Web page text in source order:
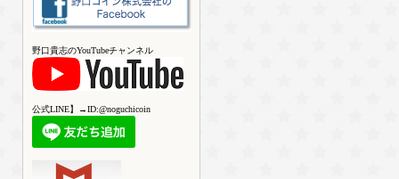
野口貴志のYouTubeチャンネル
公式LINE】→ID:@noguchicoin